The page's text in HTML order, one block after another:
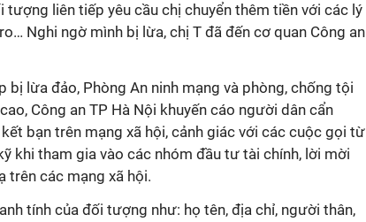
tượng liên tiếp yêu cầu chị chuyển thêm tiền với các lý
Nghi ngờ mình bị lừa, chị T đã đến cơ quan Công an
lừa đảo, Phòng An ninh mạng và phòng, chống tội
Công an TP Hà Nội khuyến cáo người dân cẩn
bạn trên mạng xã hội, cảnh giác với các cuộc gọi từ
khi tham gia vào các nhóm đầu tư tài chính, lời mời
trên các mạng xã hội.
tính của đối tượng như: họ tên, địa chỉ, người thân,